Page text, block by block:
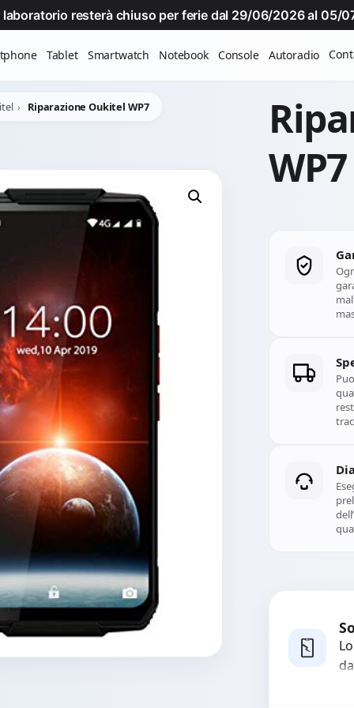
laboratorio resterà chiuso per ferie dal 29/06/2026 al 05/
Tablet Smartwatch Notebook Console Autoradio
Riparazione Oukitel WP7
WP7